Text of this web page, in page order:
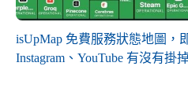
isUpMap 免費服務狀態地圖，
Instagram、YouTube 有沒有掛